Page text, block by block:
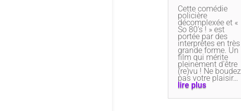
Cette comédie
policière
décomplexée et «
So 80’s ! » est
portée par des
interprètes en très
grande forme. Un
film qui mérite
pleinement d’être
(re)vu ! Ne boudez
pas votre plaisir…
lire plus